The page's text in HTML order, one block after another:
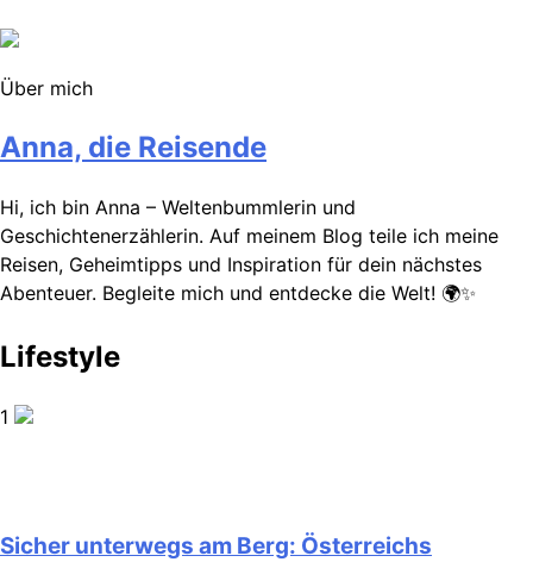
Über mich
Anna, die Reisende
Hi, ich bin Anna – Weltenbummlerin und
Geschichtenerzählerin. Auf meinem Blog teile ich meine
Reisen, Geheimtipps und Inspiration für dein nächstes
Abenteuer. Begleite mich und entdecke die Welt! 🌍✨
Lifestyle
1
Sicher unterwegs am Berg: Österreichs